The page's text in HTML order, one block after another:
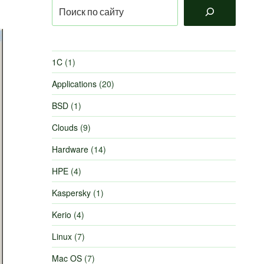
1C (1)
Applications (20)
BSD (1)
Clouds (9)
Hardware (14)
HPE (4)
Kaspersky (1)
Kerio (4)
Linux (7)
Mac OS (7)